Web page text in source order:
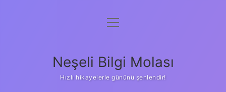
Anasayfa
Yasal Uyarı
menüyü
Neşeli Bilgi Molası
Hızlı hikayelerle gününü şenlendir!